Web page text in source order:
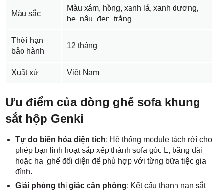
Màu sắc
Màu xám, hồng, xanh lá, xanh dương,
be, nâu, đen, trắng
Thời hạn
bảo hành
12 tháng
Xuất xứ Việt Nam
Ưu điểm của dòng ghế sofa khung
sắt hộp Genki
Tự do biến hóa diện tích: Hệ thống module tách rời cho
phép bạn linh hoạt sắp xếp thành sofa góc L, băng dài
hoặc hai ghế đối diện để phù hợp với từng bữa tiệc gia
đình.
Giải phóng thị giác căn phòng: Kết cấu thanh nan sắt